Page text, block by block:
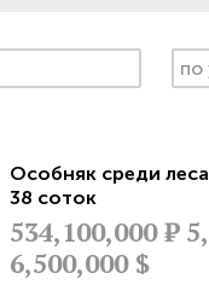
Особняк среди леса
38 соток
534,100,000Р
6,500,000 $